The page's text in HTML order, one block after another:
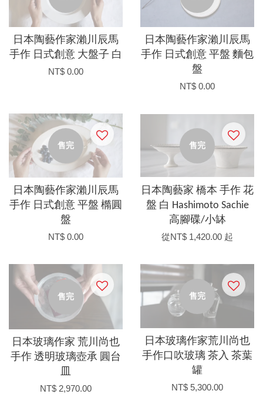
日本陶藝作家瀨川辰馬
手作 日式創意 大盤子 白
NT$ 0.00
日本陶藝作家瀨川辰馬
手作 日式創意 平盤 麵包
盤
NT$ 0.00
售完
日本陶藝作家瀨川辰馬
手作 日式創意 平盤 橢圓
盤
NT$ 0.00
售完
日本陶藝家 橋本 手作 花
盤 白 Hashimoto Sachie
高腳碟/小缽
從NT$ 1,420.00 起
售完
日本玻璃作家 荒川尚也
手作 透明玻璃壺承 圓台
皿
NT$ 2,970.00
售完
日本玻璃作家荒川尚也
手作口吹玻璃 茶入 茶葉
罐
NT$ 5,300.00